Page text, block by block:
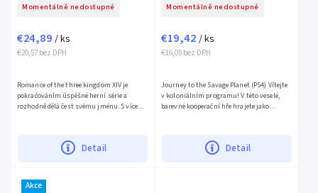
Momentálně nedostupné
€20,57 bez DPH
€24,89 / ks
Detail
Romance of the three kingdom XIV je
pokračováním úspěšné herní série a
rozhodně dělá čest svému jménu. S více
Momentálně nedostupné
€16,05 bez DPH
€19,42 / ks
Detail
Journey to the Savage Planet (PS4) Vítejte
v koloniálním programu! V této veselé,
barevné kooperační hře hrajete jako
Akce